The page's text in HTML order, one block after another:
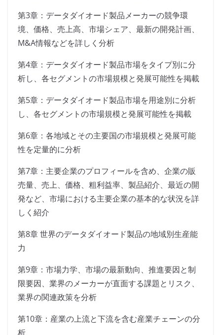
第3章：データダイオード製品メーカーの競争環
境、価格、売上高、市場シェア、最新の開発計画、
M&A情報などを詳しく分析
第4章：データダイオード製品市場をタイプ別に分
析し、各セグメントの市場規模と発展可能性を掲載
第5章：データダイオード製品市場を用途別に分析
し、各セグメントの市場規模と発展可能性を掲載
第6章：各地域とその主要国の市場規模と発展可能
性を定量的に分析
第7章：主要企業のプロフィールを含め、企業の販
売量、売上、価格、粗利益率、製品紹介、最近の開
発など、市場における主要企業の基本的な状況を詳
しく紹介
第8章 世界のデータダイオード製品の地域別生産能
力
第9章：市場力学、市場の最新動向、推進要因と制
限要因、業界のメーカーが直面する課題とリスク、
業界の関連政策を分析
第10章：産業の上流と下流を含む産業チェーンの分
析